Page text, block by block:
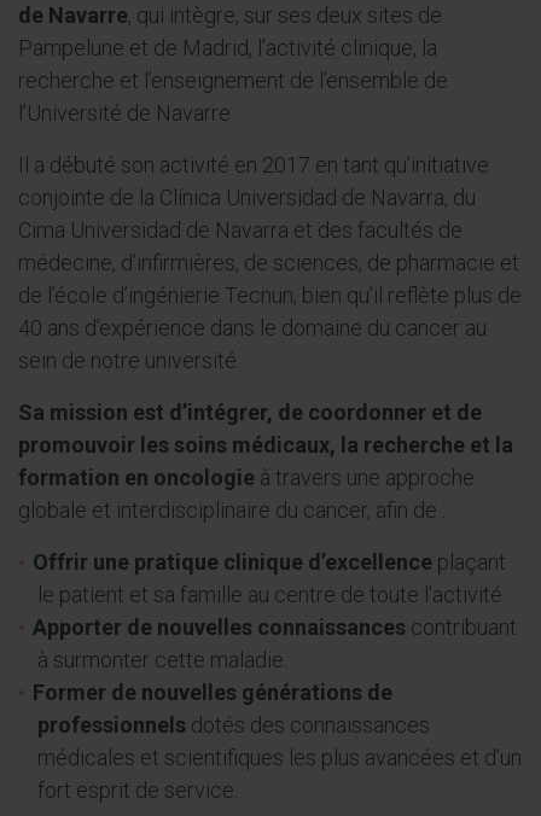
de Navarre, qui intègre, sur ses deux sites de
Pampelune et de Madrid, l’activité clinique, la
recherche et l’enseignement de l’ensemble de
l’Université de Navarre.
Il a débuté son activité en 2017 en tant qu’initiative
conjointe de la Clínica Universidad de Navarra, du
Cima Universidad de Navarra et des facultés de
médecine, d’infirmières, de sciences, de pharmacie et
de l’école d’ingénierie Tecnun, bien qu’il reflète plus de
40 ans d’expérience dans le domaine du cancer au
sein de notre université.
Sa mission est d’intégrer, de coordonner et de
promouvoir les soins médicaux, la recherche et la
formation en oncologie à travers une approche
globale et interdisciplinaire du cancer, afin de :
Offrir une pratique clinique d’excellence plaçant
le patient et sa famille au centre de toute l’activité.
Apporter de nouvelles connaissances contribuant
à surmonter cette maladie.
Former de nouvelles générations de
professionnels dotés des connaissances
médicales et scientifiques les plus avancées et d’un
fort esprit de service.